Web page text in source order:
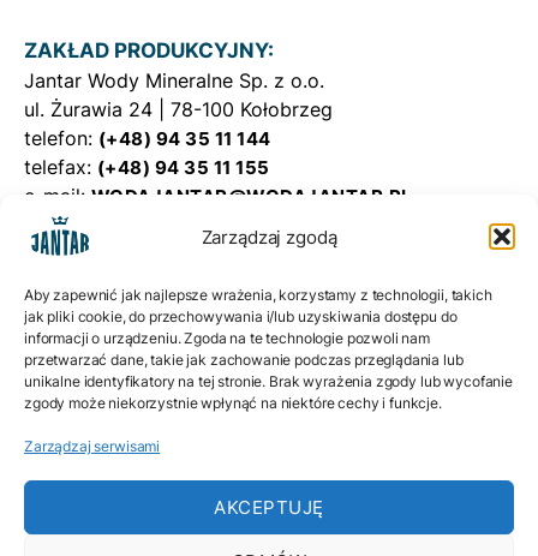
Zarządzaj zgodą
Aby zapewnić jak najlepsze wrażenia, korzystamy z technologii, takich
jak pliki cookie, do przechowywania i/lub uzyskiwania dostępu do
informacji o urządzeniu. Zgoda na te technologie pozwoli nam
przetwarzać dane, takie jak zachowanie podczas przeglądania lub
unikalne identyfikatory na tej stronie. Brak wyrażenia zgody lub wycofanie
zgody może niekorzystnie wpłynąć na niektóre cechy i funkcje.
Zarządzaj serwisami
AKCEPTUJĘ
ZAKŁAD PRODUKCYJNY:
Jantar Wody Mineralne Sp. z o.o.
ul. Żurawia 24 | 78-100 Kołobrzeg
telefon: (+48) 94 35 11 144
telefax: (+48) 94 35 11 155
e-mail: WODAJANTAR@WODAJANTAR.PL
DYSTRYBUCJA
Jantar Dystrybucja Sp. z o.o.ul.
Żurawia 24 | 78-100 Kołobrzeg
telefon:(+48) 698 863 862
e-mail:BIURO@JANTARDYSTRYBUCJA.PL
Polityka prywatności
Polityka ciasteczek